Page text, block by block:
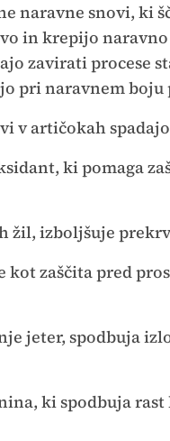
naravne snovi, ki
in krepijo
zavirati procese
pri naravnem
v artičokah
ki pomaga
žil, izboljšuje
kot zaščita pred
jeter, spodbuja
ki spodbuja